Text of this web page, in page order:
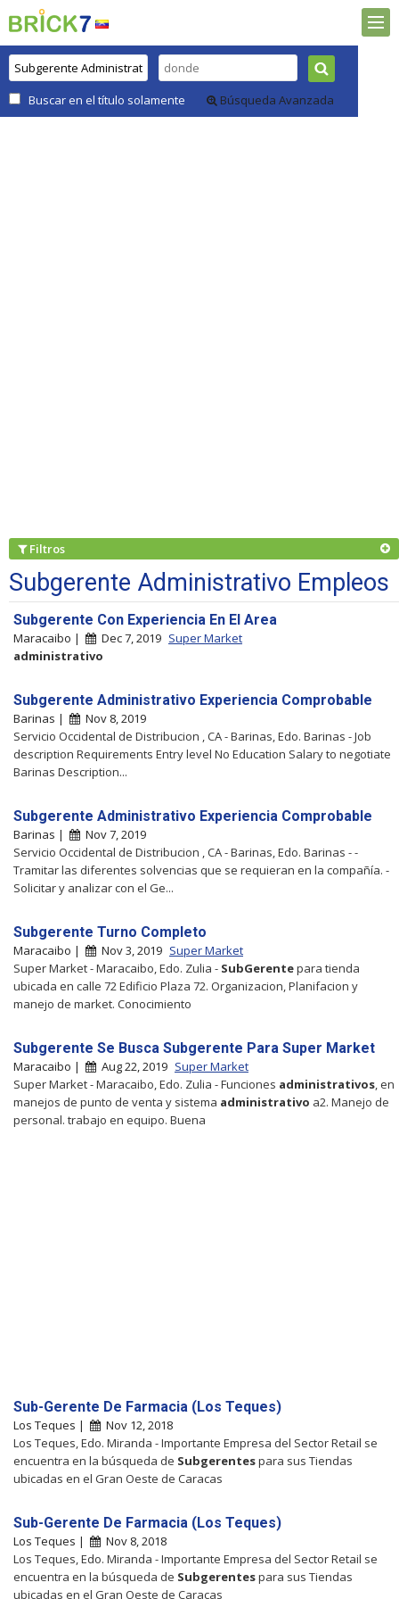
Buscar en el título solamente Búsqueda Avanzada
Filtros
Subgerente Administrativo Empleos
Subgerente Con Experiencia En El Area
Maracaibo | Dec 7, 2019 Super Market
administrativo
Subgerente Administrativo Experiencia Comprobable
Barinas |
Nov 8, 2019
Servicio Occidental de Distribucion , CA - Barinas, Edo. Barinas - Job
description Requirements Entry level No Education Salary to negotiate
Barinas Description...
Subgerente Administrativo Experiencia Comprobable
Barinas |
Nov 7, 2019
Servicio Occidental de Distribucion , CA - Barinas, Edo. Barinas - -
Tramitar las diferentes solvencias que se requieran en la compañía. -
Solicitar y analizar con el Ge...
Subgerente Turno Completo
Maracaibo | Nov 3, 2019 Super Market
Super Market - Maracaibo, Edo. Zulia - SubGerentepara tienda
ubicada en calle 72 Edificio Plaza 72. Organizacion, Planifacion y
manejo de market. Conocimiento
Subgerente Se Busca Subgerente Para Super Market
Maracaibo | Aug 22, 2019 Super Market
Super Market - Maracaibo, Edo. Zulia - Funciones administrativos , en
manejos de punto de venta y sistema administrativo a2. Manejo de
personal. trabajo en equipo. Buena
Sub-Gerente De Farmacia (Los Teques)
Los Teques |
Nov 12, 2018
Los Teques, Edo. Miranda - Importante Empresa del Sector Retail se
encuentra en la búsqueda de Subgerentespara sus Tiendas
ubicadas en el Gran Oeste de Caracas
Sub-Gerente De Farmacia (Los Teques)
Los Teques |
Nov 8, 2018
Los Teques, Edo. Miranda - Importante Empresa del Sector Retail se
encuentra en la búsqueda de Subgerentespara sus Tiendas
ubicadas en el Gran Oeste de Caracas